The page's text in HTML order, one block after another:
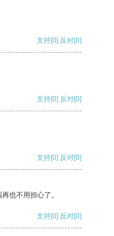
支持[0] 反对[0]
支持[0] 反对[0]
支持[0] 反对[0]
也不用担心了。
支持[0] 反对[0]